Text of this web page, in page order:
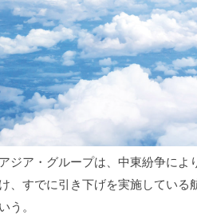
ジア・グループは、 中東紛争によ
、 すでに引き下げを実施している
う。